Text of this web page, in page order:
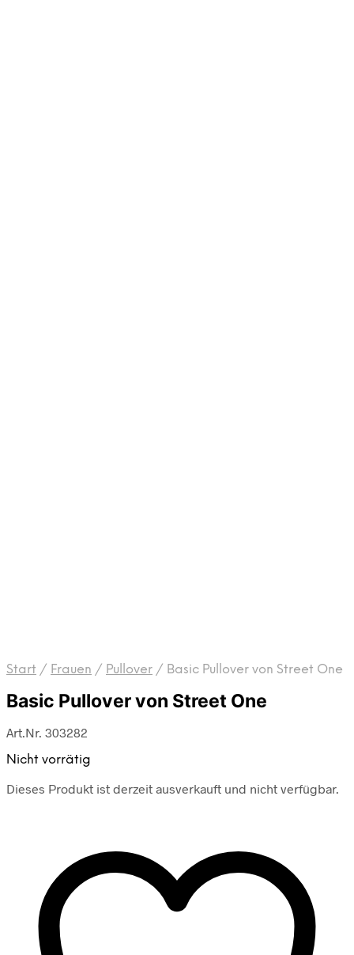
Start / Frauen / Pullover / Basic Pullover von Street One
Basic Pullover von Street One
Art.Nr. 303282
Nicht vorrätig
Dieses Produkt ist derzeit ausverkauft und nicht verfügbar.